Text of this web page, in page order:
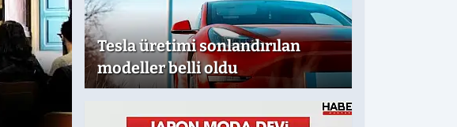
Tesla üretimi sonlandırılan
modeller belli oldu